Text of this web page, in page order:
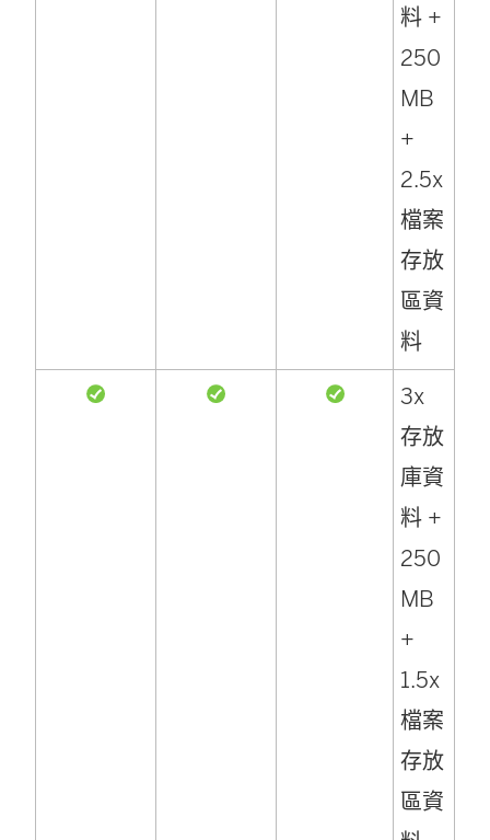
料 +
250
MB
+
2.5x
檔案
存放
區資
料
3x
存放
庫資
料 +
250
MB
+
1.5x
檔案
存放
區資